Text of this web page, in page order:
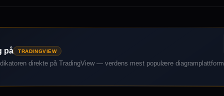
på TRADINGVIEW
direkte på TradingView — verdens mest populære